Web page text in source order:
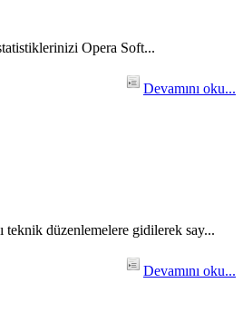
Opera Soft...
Devamını oku...
düzenlemelere gidilerek say...
Devamını oku...